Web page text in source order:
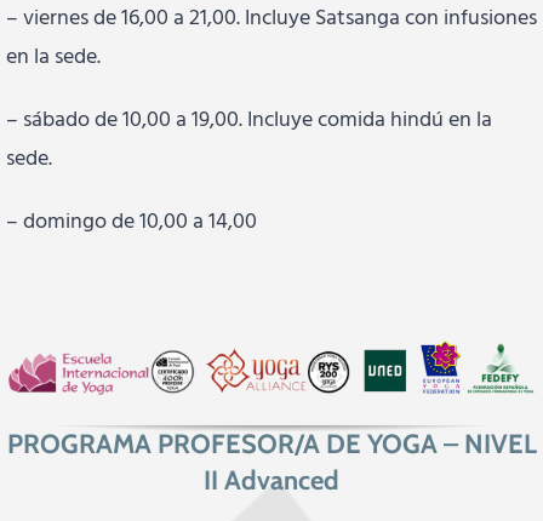
– viernes de 16,00 a 21,00. Incluye Satsanga con infusiones
en la sede.
– sábado de 10,00 a 19,00. Incluye comida hindú en la
sede.
– domingo de 10,00 a 14,00
PROGRAMA PROFESOR/A DE YOGA – NIVEL
II Advanced